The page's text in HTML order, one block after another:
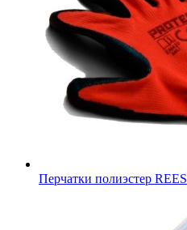
Перчатки полиэстер REES